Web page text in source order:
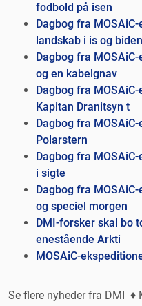
fodbold på isen
Dagbog fra
landskab i is og
Dagbog fra
og en kabelgnav
Dagbog fra
Kapitan Dranitsyn t
Dagbog fra
Polarstern
Dagbog fra
i sigte
Dagbog fra
og speciel morgen
DMI-forsker skal bo
enestående Arkti
MOSAiC-
Se flere nyheder fra DMI ♦